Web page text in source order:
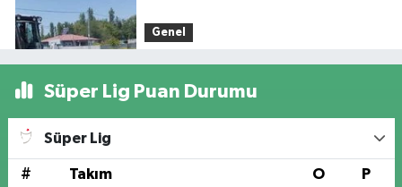
Genel
Etti
Süper Lig Puan Durumu
Süper Lig
# Takım O P